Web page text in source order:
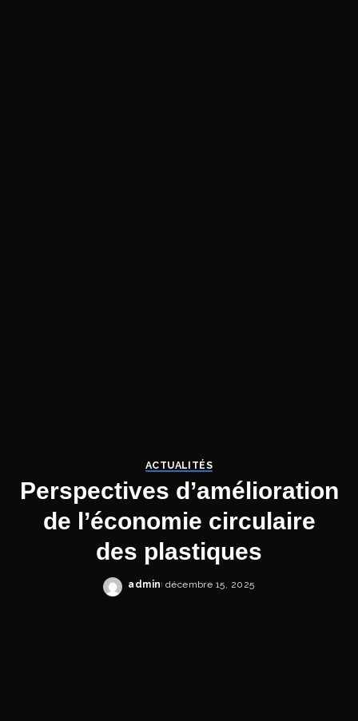
ACTUALITÉS
Perspectives d’amélioration
de l’économie circulaire
des plastiques
Posted
admin décembre 15, 2025